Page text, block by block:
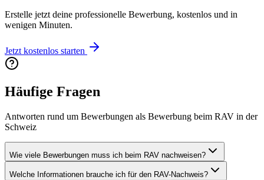
Erstelle jetzt deine professionelle Bewerbung, kostenlos und in
wenigen Minuten.
Jetzt kostenlos starten
Häufige Fragen
Antworten rund um Bewerbungen als Bewerbung beim RAV in der
Schweiz
Wie viele Bewerbungen muss ich beim RAV nachweisen?
Welche Informationen brauche ich für den RAV-Nachweis?